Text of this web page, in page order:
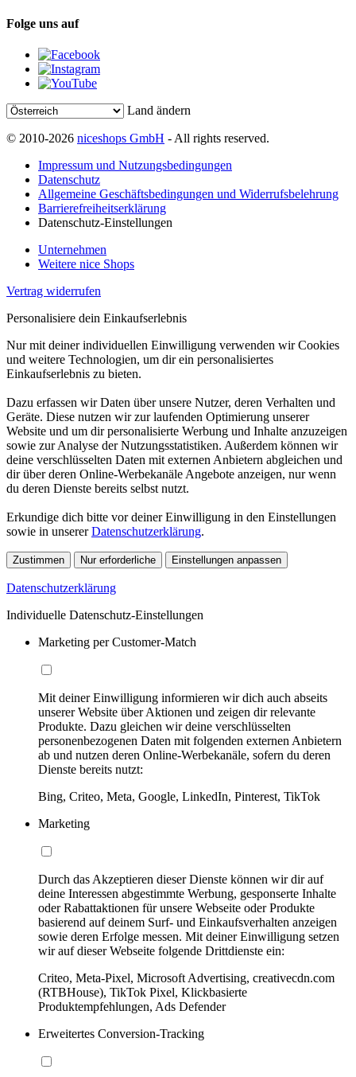
Folge uns auf
Land ändern
© 2010-2026 niceshops GmbH - All rights reserved.
Impressum und Nutzungsbedingungen
Datenschutz
Allgemeine Geschäftsbedingungen und Widerrufsbelehrung
Barrierefreiheitserklärung
Datenschutz-Einstellungen
Unternehmen
Weitere nice Shops
Vertrag widerrufen
Personalisiere dein Einkaufserlebnis
Nur mit deiner individuellen Einwilligung verwenden wir Cookies
und weitere Technologien, um dir ein personalisiertes
Einkaufserlebnis zu bieten.
Dazu erfassen wir Daten über unsere Nutzer, deren Verhalten und
Geräte. Diese nutzen wir zur laufenden Optimierung unserer
Website und um dir personalisierte Werbung und Inhalte anzuzeigen
sowie zur Analyse der Nutzungsstatistiken. Außerdem können wir
deine verschlüsselten Daten mit externen Anbietern abgleichen und
dir über deren Online-Werbekanäle Angebote anzeigen, nur wenn
du deren Dienste bereits selbst nutzt.
Erkundige dich bitte vor deiner Einwilligung in den Einstellungen
sowie in unsererDatenschutzerklärung.
Zustimmen Nur erforderliche Einstellungen anpassen
Datenschutzerklärung
Individuelle Datenschutz-Einstellungen
Marketing per Customer-Match
Mit deiner Einwilligung informieren wir dich auch abseits
unserer Website über Aktionen und zeigen dir relevante
Produkte. Dazu gleichen wir deine verschlüsselten
personenbezogenen Daten mit folgenden externen Anbietern
ab und nutzen deren Online-Werbekanäle, sofern du deren
Dienste bereits nutzt:
Bing, Criteo, Meta, Google, LinkedIn, Pinterest, TikTok
Marketing
Durch das Akzeptieren dieser Dienste können wir dir auf
deine Interessen abgestimmte Werbung, gesponserte Inhalte
oder Rabattaktionen für unsere Webseite oder Produkte
basierend auf deinem Surf- und Einkaufsverhalten anzeigen
sowie deren Erfolge messen. Mit deiner Einwilligung setzen
wir auf dieser Webseite folgende Drittdienste ein:
Criteo, Meta-Pixel, Microsoft Advertising, creativecdn.com
(RTBHouse), TikTok Pixel, Klickbasierte
Produktempfehlungen, Ads Defender
Erweitertes Conversion-Tracking